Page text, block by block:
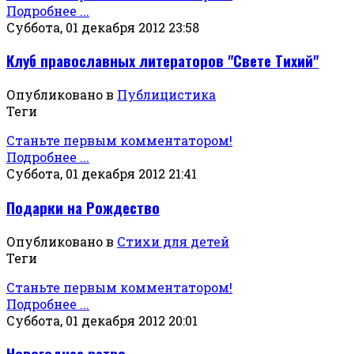
Подробнее ...
Суббота, 01 декабря 2012 23:58
Клуб православных литераторов "Свете Тихий"
Опубликовано в Публицистика
Теги
Станьте первым комментатором!
Подробнее ...
Суббота, 01 декабря 2012 21:41
Подарки на Рождество
Опубликовано в Стихи для детей
Теги
Станьте первым комментатором!
Подробнее ...
Суббота, 01 декабря 2012 20:01